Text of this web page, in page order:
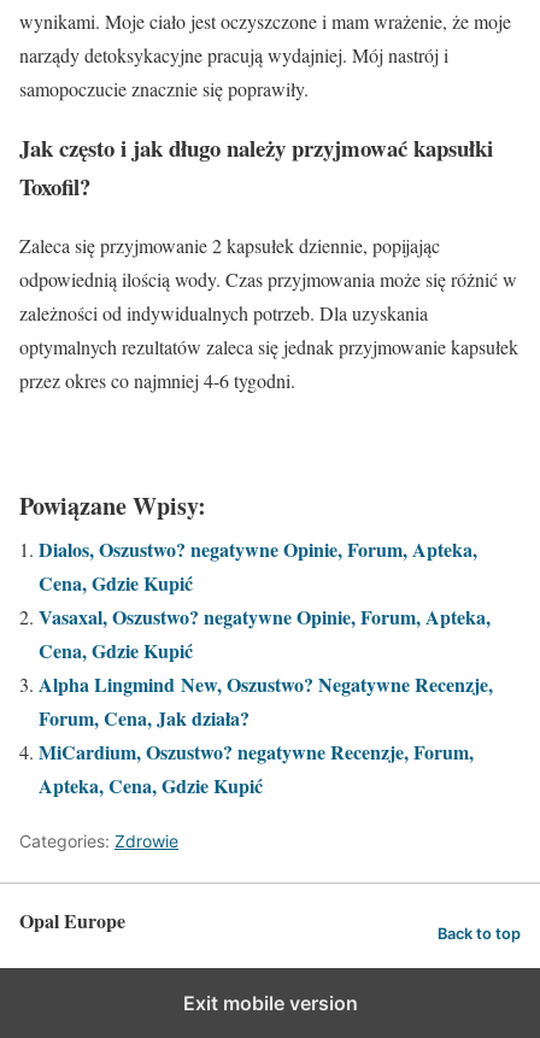
wynikami. Moje ciało jest oczyszczone i mam wrażenie, że moje
narządy detoksykacyjne pracują wydajniej. Mój nastrój i
samopoczucie znacznie się poprawiły.
Jak często i jak długo należy przyjmować kapsułki
Toxofil?
Zaleca się przyjmowanie 2 kapsułek dziennie, popijając
odpowiednią ilością wody. Czas przyjmowania może się różnić w
zależności od indywidualnych potrzeb. Dla uzyskania
optymalnych rezultatów zaleca się jednak przyjmowanie kapsułek
przez okres co najmniej 4-6 tygodni.
Powiązane Wpisy:
Dialos, Oszustwo? negatywne Opinie, Forum, Apteka,
Cena, Gdzie Kupić
Vasaxal, Oszustwo? negatywne Opinie, Forum, Apteka,
Cena, Gdzie Kupić
Alpha Lingmind New, Oszustwo? Negatywne Recenzje,
Forum, Cena, Jak działa?
MiCardium, Oszustwo? negatywne Recenzje, Forum,
Apteka, Cena, Gdzie Kupić
Categories: Zdrowie
Opal Europe Back to top
Exit mobile version